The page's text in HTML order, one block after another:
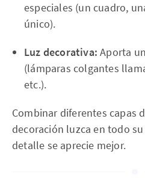
especiales (un cuadro,
único).
Luz decorativa: Aporta
(lámparas colgantes
etc.).
Combinar diferentes capas
decoración luzca en todo
detalle se aprecie mejor.